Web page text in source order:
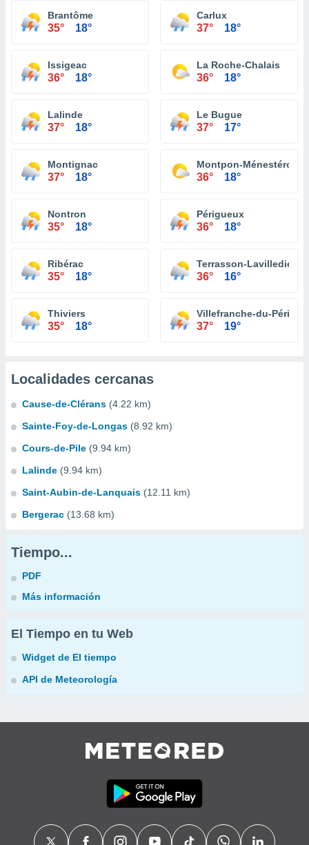
Brantôme
35° 18°
Carlux
37° 18°
Issigeac
36° 18°
La Roche-Chalais
36° 18°
Lalinde
37° 18°
Le Bugue
37° 17°
Montignac
37° 18°
Montpon-Ménestérol
36° 18°
Nontron
35° 18°
Périgueux
36° 18°
Ribérac
35° 18°
Terrasson-Lavilledieu
36° 16°
Thiviers
35° 18°
Villefranche-du-
37° 19°
Localidades cercanas
Cause-de-Clérans (4.22 km)
Sainte-Foy-de-Longas (8.92 km)
Cours-de-Pile (9.94 km)
Lalinde (9.94 km)
Saint-Aubin-de-Lanquais (12.11 km)
Bergerac (13.68 km)
Tiempo...
PDF
Más información
El Tiempo en tu Web
Widget de El tiempo
API de Meteorología